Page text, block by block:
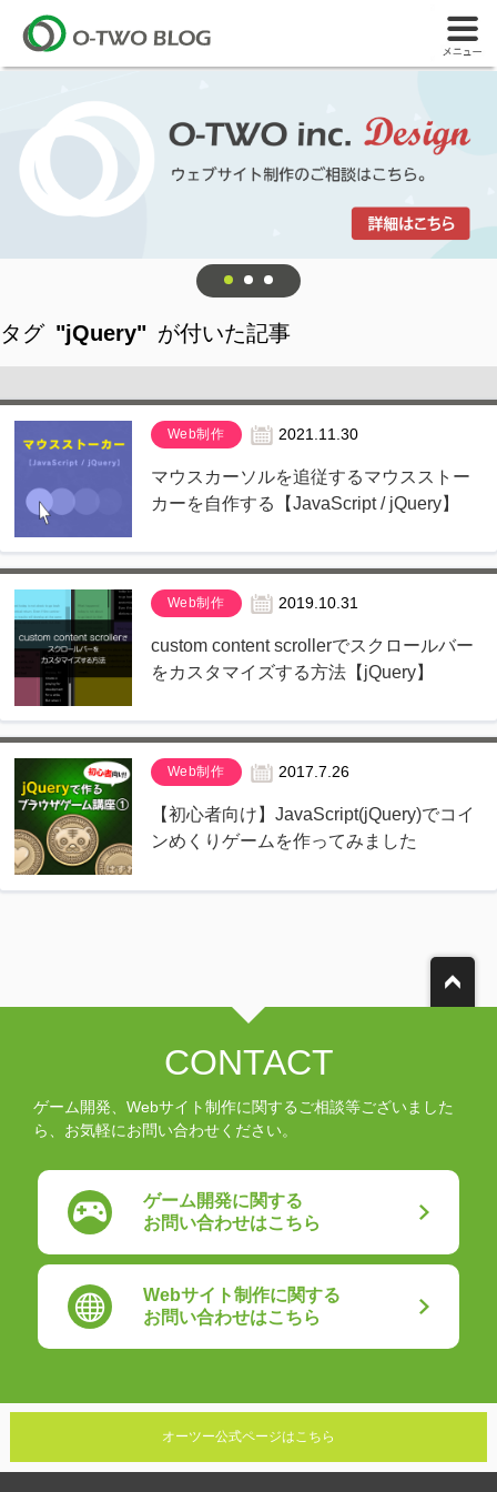
タグ "jQuery" が付いた記事
Web制作 2021.11.30
マウスカーソルを追従するマウスストー
カーを自作する【JavaScript / jQuery】
Web制作 2019.10.31
custom content scrollerでスクロールバー
をカスタマイズする方法【jQuery】
Web制作 2017.7.26
【初心者向け】JavaScript(jQuery)でコイ
ンめくりゲームを作ってみました
CONTACT
ゲーム開発、Webサイト制作に関するご相談等ございました
ら、お気軽にお問い合わせください。
ゲーム開発に関する
お問い合わせはこちら
Webサイト制作に関する
お問い合わせはこちら
オーツー公式ページはこちら